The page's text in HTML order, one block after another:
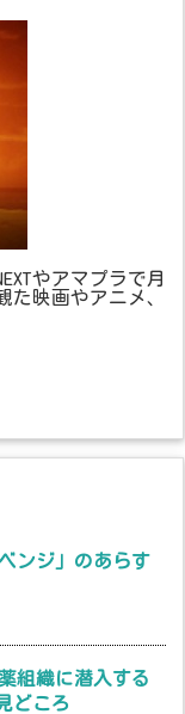
やアマプラで月
た映画やアニメ、
ンジ」のあらす
組織に潜入する
どころ